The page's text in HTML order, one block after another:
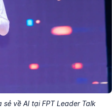
sẻ về AI tại FPT Leader Talk